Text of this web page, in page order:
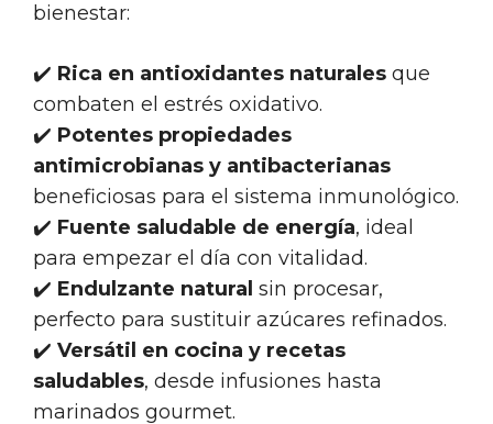
bienestar:
✔️ Rica en antioxidantes naturales que
combaten el estrés oxidativo.
✔️ Potentes propiedades
antimicrobianas y antibacterianas
beneficiosas para el sistema inmunológico.
✔️ Fuente saludable de energía, ideal
para empezar el día con vitalidad.
✔️ Endulzante natural sin procesar,
perfecto para sustituir azúcares refinados.
✔️ Versátil en cocina y recetas
saludables, desde infusiones hasta
marinados gourmet.